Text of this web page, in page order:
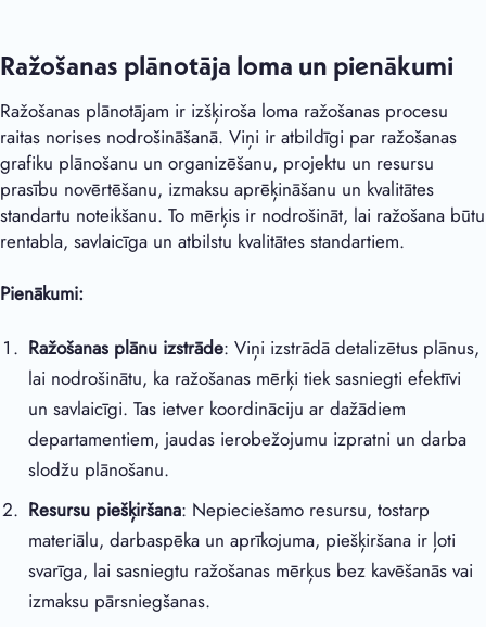
Ražošanas plānotāja loma un pienākumi
Ražošanas plānotājam ir izšķiroša loma ražošanas procesu
raitas norises nodrošināšanā. Viņi ir atbildīgi par ražošanas
grafiku plānošanu un organizēšanu, projektu un resursu
prasību novērtēšanu, izmaksu aprēķināšanu un kvalitātes
standartu noteikšanu. To mērķis ir nodrošināt, lai ražošana būtu
rentabla, savlaicīga un atbilstu kvalitātes standartiem.
Pienākumi:
Ražošanas plānu izstrāde: Viņi izstrādā detalizētus plānus,
lai nodrošinātu, ka ražošanas mērķi tiek sasniegti efektīvi
un savlaicīgi. Tas ietver koordināciju ar dažādiem
departamentiem, jaudas ierobežojumu izpratni un darba
slodžu plānošanu.
Resursu piešķiršana: Nepieciešamo resursu, tostarp
materiālu, darbaspēka un aprīkojuma, piešķiršana ir ļoti
svarīga, lai sasniegtu ražošanas mērķus bez kavēšanās vai
izmaksu pārsniegšanas.